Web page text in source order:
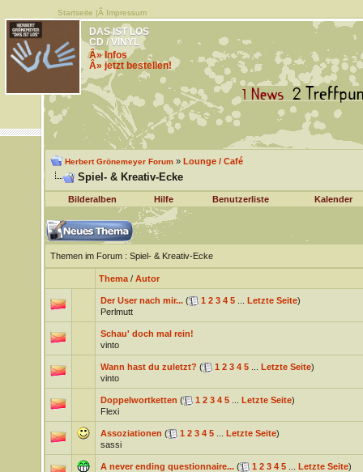
Startseite |Â Impressum
DAS IST LOS
CD / VINYL
Â» Infos
Â» jetzt bestellen!
Herbert Grönemeyer Forum» Lounge / Café
Spiel- & Kreativ-Ecke
Bilderalben Hilfe Benutzerliste Kalender
Themen im Forum: Spiel- & Kreativ-Ecke
Thema/ Autor
Der User nach mir... ( 1 2 3 4 5... Letzte Seite)
Perlmutt
Schau' doch mal rein!
vinto
Wann hast du zuletzt? ( 1 2 3 4 5... Letzte Seite)
vinto
Doppelwortketten ( 1 2 3 4 5... Letzte Seite)
Flexi
Assoziationen ( 1 2 3 4 5... Letzte Seite)
sassi
A never ending questionnaire... ( 1 2 3 4 5... Letzte Seite)